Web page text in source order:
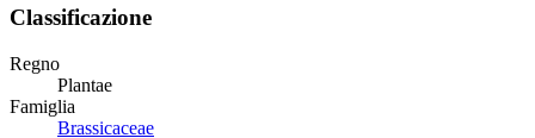
Classificazione
Regno
Plantae
Famiglia
Brassicaceae